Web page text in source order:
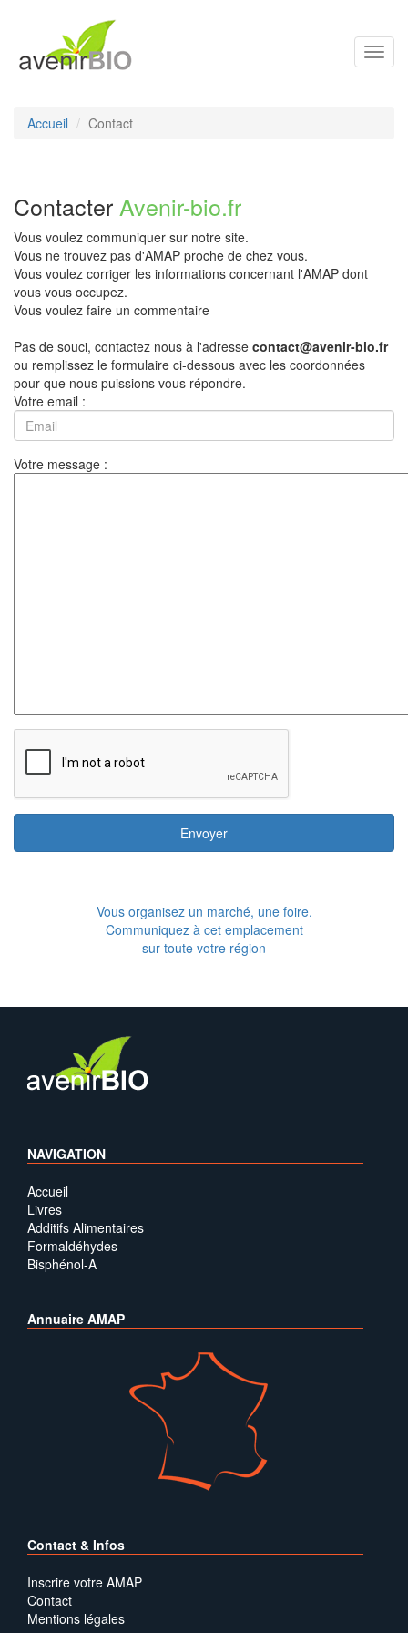
Accueil Contact
Contacter Avenir-bio.fr
Vous voulez communiquer sur notre site.
Vous ne trouvez pas d'AMAP proche de chez vous.
Vous voulez corriger les informations concernant l'AMAP dont
vous vous occupez.
Vous voulez faire un commentaire
Pas de souci, contactez nous à l'adresse contact@avenir-bio.fr
ou remplissez le formulaire ci-dessous avec les coordonnées
pour que nous puissions vous répondre.
Votre email :
Votre message :
Envoyer
Vous organisez un marché, une foire.
Communiquez à cet emplacement
sur toute votre région
NAVIGATION
Accueil
Livres
Additifs Alimentaires
Formaldéhydes
Bisphénol-A
Annuaire AMAP
Contact & Infos
Inscrire votre AMAP
Contact
Mentions légales